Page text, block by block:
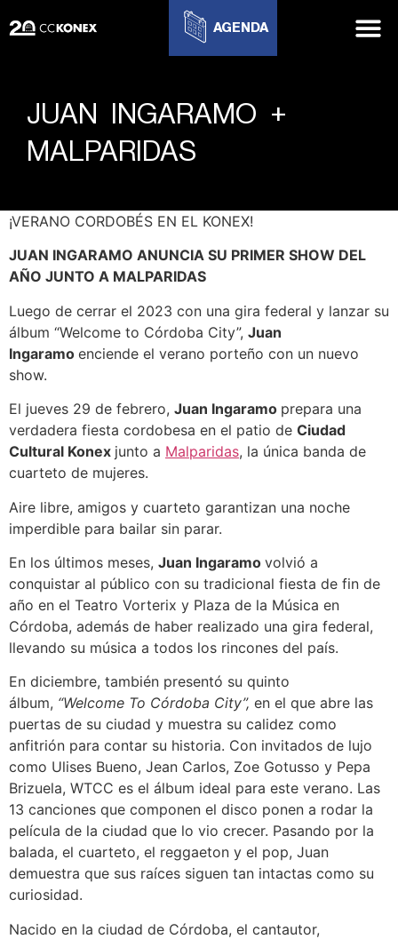
AGENDA
JUAN INGARAMO +
MALPARIDAS
¡VERANO CORDOBÉS EN EL KONEX!
JUAN INGARAMO ANUNCIA SU PRIMER SHOW DEL
AÑO JUNTO A MALPARIDAS
Luego de cerrar el 2023 con una gira federal y lanzar su
álbum “Welcome to Córdoba City”, Juan
Ingaramo enciende el verano porteño con un nuevo
show.
El jueves 29 de febrero, Juan Ingaramo prepara una
verdadera fiesta cordobesa en el patio de Ciudad
Cultural Konex junto a Malparidas, la única banda de
cuarteto de mujeres.
Aire libre, amigos y cuarteto garantizan una noche
imperdible para bailar sin parar.
En los últimos meses, Juan Ingaramo volvió a
conquistar al público con su tradicional fiesta de fin de
año en el Teatro Vorterix y Plaza de la Música en
Córdoba, además de haber realizado una gira federal,
llevando su música a todos los rincones del país.
En diciembre, también presentó su quinto
álbum, “Welcome To Córdoba City”, en el que abre las
puertas de su ciudad y muestra su calidez como
anfitrión para contar su historia. Con invitados de lujo
como Ulises Bueno, Jean Carlos, Zoe Gotusso y Pepa
Brizuela, WTCC es el álbum ideal para este verano. Las
13 canciones que componen el disco ponen a rodar la
película de la ciudad que lo vio crecer. Pasando por la
balada, el cuarteto, el reggaeton y el pop, Juan
demuestra que sus raíces siguen tan intactas como su
curiosidad.
Nacido en la ciudad de Córdoba, el cantautor,